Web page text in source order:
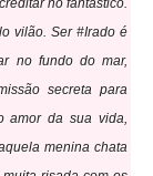
vilão. Ser #Irado é
no fundo do mar,
secreta para
da sua vida,
menina chata